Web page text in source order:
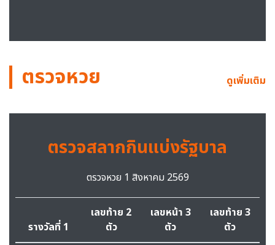
ตรวจหวย ดูเพิ่มเติม
ตรวจสลากกินแบ่งรัฐบาล
ตรวจหวย 1 สิงหาคม 2569
รางวัลที่ 1
เลขท้าย 2
ตัว
เลขหน้า 3
ตัว
เลขท้าย 3
ตัว